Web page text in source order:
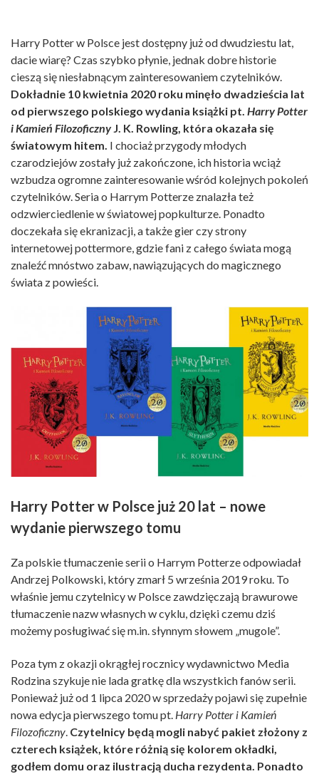
Harry Potter w Polsce jest dostępny już od dwudziestu lat,
dacie wiarę? Czas szybko płynie, jednak dobre historie
cieszą się niesłabnącym zainteresowaniem czytelników.
Dokładnie 10 kwietnia 2020 roku minęło dwadzieścia lat
od pierwszego polskiego wydania książki pt. Harry Potter
i Kamień FilozoficznyJ. K. Rowling, która okazała się
światowym hitem. I chociaż przygody młodych
czarodziejów zostały już zakończone, ich historia wciąż
wzbudza ogromne zainteresowanie wśród kolejnych pokoleń
czytelników. Seria o Harrym Potterze znalazła też
odzwierciedlenie w światowej popkulturze. Ponadto
doczekała się ekranizacji, a także gier czy strony
internetowej pottermore, gdzie fani z całego świata mogą
znaleźć mnóstwo zabaw, nawiązujących do magicznego
świata z powieści.
Harry Potter w Polsce już 20 lat – nowe
wydanie pierwszego tomu
Za polskie tłumaczenie serii o Harrym Potterze odpowiadał
Andrzej Polkowski, który zmarł 5 września 2019 roku. To
właśnie jemu czytelnicy w Polsce zawdzięczają brawurowe
tłumaczenie nazw własnych w cyklu, dzięki czemu dziś
możemy posługiwać się m.in. słynnym słowem „mugole”.
Poza tym z okazji okrągłej rocznicy wydawnictwo Media
Rodzina szykuje nie lada gratkę dla wszystkich fanów serii.
Ponieważ już od 1 lipca 2020 w sprzedaży pojawi się zupełnie
nowa edycja pierwszego tomu pt. Harry Potter i Kamień
Filozoficzny. Czytelnicy będą mogli nabyć pakiet złożony z
czterech książek, które różnią się kolorem okładki,
godłem domu oraz ilustracją ducha rezydenta. Ponadto